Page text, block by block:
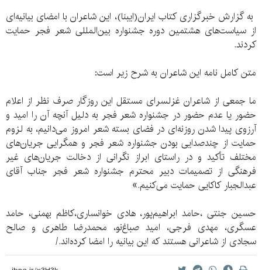
به گزارش خبرگزاری کتاب ایران(ایبنا)، این شاعران با امضای بیانیه‌ای
از سیاست‌های هشتمین دوره جشنواره بین‌المللی شعر فجر حمایت
کردند.
متن کامل نامه این شاعران به شرح زیر است:
ما جمعی از شاعران غزلسرای مستقل این روزگار صرف نظر از اعلام
حضور یا عدم حضور در جشنواره شعر فجر به دلیل آنچه آن را امید و
آرزوی پیدا شدن روزنه‌ای در فضای بسته شعر امروز می‌دانیم، به لزوم
حمایت از چندصدایی بودن جشنواره شعر فجر و همگرایی جریان‌های
مختلف تأکید و در راستای ابراز نگرانی از دخالت جریان‌های غیر
فرهنگی از تصمیمات دبیر محترم جشنواره شعر فجر جناب آقای
عبدالجبار کاکایی حمایت می‌کنیم.»
حسین جنتی ،حامد ابراهیم‌پور، هادی خوانساری،کاظم بهمنی، حامد
عسگری، مهدی فرجی، امید صباغ‌نو، محمدرضا طاهری و صالح
سجادی از شاعرانی هستند که این بیانیه را امضا کرده‌اند./